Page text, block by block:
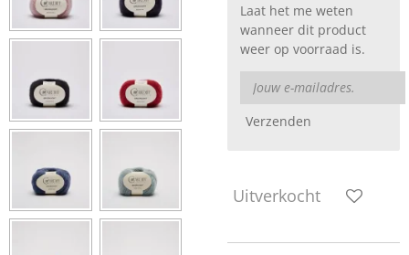
Laat het me weten
wanneer dit product
weer op voorraad is.
Verzenden
Uitverkocht